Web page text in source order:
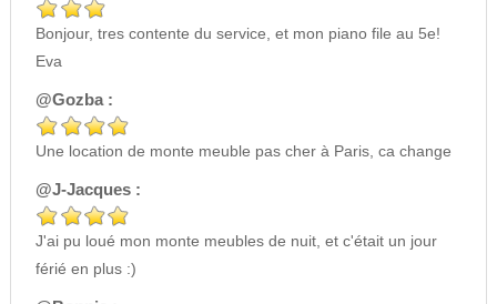
Bonjour, tres contente du service, et mon piano file au 5e!
Eva
@Gozba :
Une location de monte meuble pas cher à Paris, ca change
@J-Jacques :
J'ai pu loué mon monte meubles de nuit, et c'était un jour
férié en plus :)